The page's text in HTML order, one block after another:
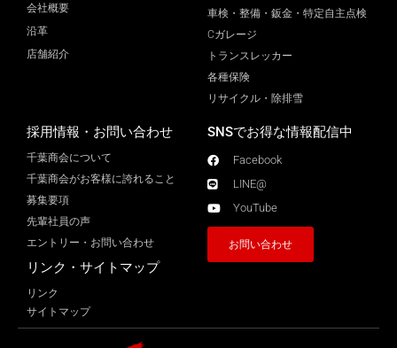
会社概要
沿革
店舗紹介
車検・整備・鈑金・特定自主点検
Cガレージ
トランスレッカー
各種保険
リサイクル・除排雪
採用情報・お問い合わせ
千葉商会について
千葉商会がお客様に誇れること​
募集要項
先輩社員の声
エントリー・お問い合わせ
リンク・サイトマップ
リンク
サイトマップ
SNSでお得な情報配信中
Facebook
LINE@
YouTube
お問い合わせ